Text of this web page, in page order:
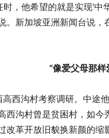
，他希望的就是实现‘
。新加坡亚洲新闻台说
“像爱父母那
西沟村考察调研。中途
西沟村曾是贫困村，如
改革开放旧貌换新颜的缩